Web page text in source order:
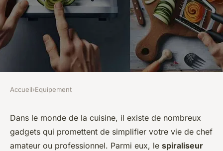
EQUIPEMENT
Comment choisir un spiraleur
électrique pour des légumes
Accueil›Equipement
Dans le monde de la cuisine, il existe de nombreux
gadgets qui promettent de simplifier votre vie de chef
amateur ou professionnel. Parmi eux, le spiraliseur